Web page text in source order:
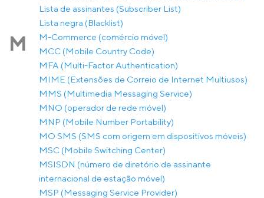
Lista de assinantes (Subscriber List)
Lista negra (Blacklist)
M
M-Commerce (comércio móvel)
MCC (Mobile Country Code)
MFA (Multi-Factor Authentication)
MIME (Extensões de Correio de Internet Multiusos)
MMS (Multimedia Messaging Service)
MNO (operador de rede móvel)
MNP (Mobile Number Portability)
MO SMS (SMS com origem em dispositivos móveis)
MSC (Mobile Switching Center)
MSISDN (número de diretório de assinante
internacional de estação móvel)
MSP (Messaging Service Provider)